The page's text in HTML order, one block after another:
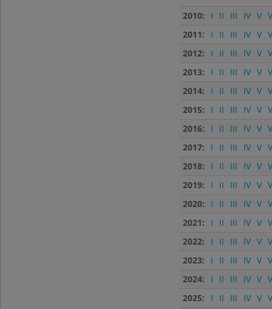
2010:
I II III IV V
2011:
I II III IV V
2012:
I II III IV V
2013:
I II III IV V
2014:
I II III IV V
2015:
I II III IV V
2016:
I II III IV V
2017:
I II III IV V
2018:
I II III IV V
2019:
I II III IV V
2020:
I II III IV V
2021:
I II III IV V
2022:
I II III IV V
2023:
I II III IV V
2024:
I II III IV V
2025:
I II III IV V